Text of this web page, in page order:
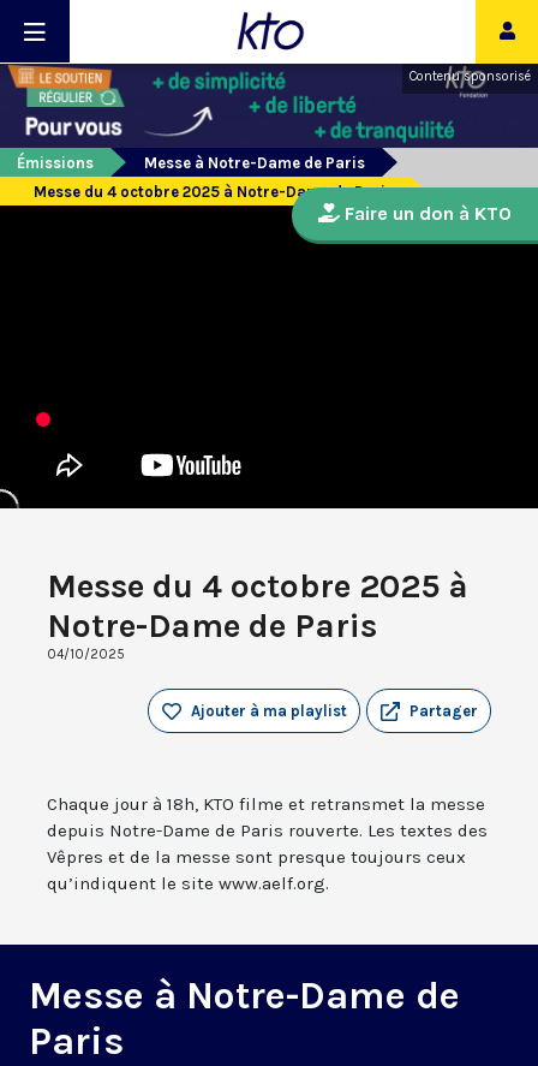
Contenu sponsorisé
Émissions
Messe à Notre-Dame de Paris
Messe du 4 octobre 2025 à Notre-Dame de Paris
Messe du 4 octobre 2025 à
Notre-Dame de Paris
04/10/2025
Partager
Ajouter à ma playlist
Chaque jour à 18h, KTO filme et retransmet la messe
depuis Notre-Dame de Paris rouverte. Les textes des
Vêpres et de la messe sont presque toujours ceux
qu’indiquent le site www.aelf.org.
Messe à Notre-Dame de
Paris
Faire un don à KTO